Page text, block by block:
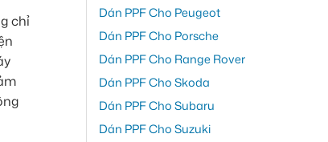
chỉ
Dán PPF Cho Peugeot
Dán PPF Cho Porsche
Dán PPF Cho Range Rover
Dán PPF Cho Skoda
Dán PPF Cho Subaru
Dán PPF Cho Suzuki